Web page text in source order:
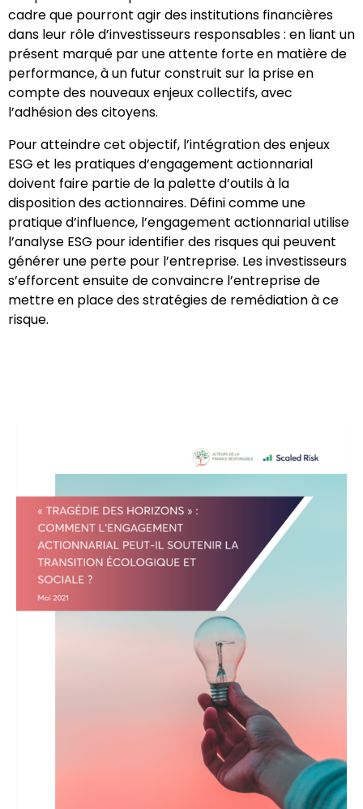
cadre que pourront agir des institutions financières
dans leur rôle d’investisseurs responsables : en liant un
présent marqué par une attente forte en matière de
performance, à un futur construit sur la prise en
compte des nouveaux enjeux collectifs, avec
l’adhésion des citoyens.
Pour atteindre cet objectif, l’intégration des enjeux
ESG et les pratiques d’engagement actionnarial
doivent faire partie de la palette d’outils à la
disposition des actionnaires. Défini comme une
pratique d’influence, l’engagement actionnarial utilise
l’analyse ESG pour identifier des risques qui peuvent
générer une perte pour l’entreprise. Les investisseurs
s’efforcent ensuite de convaincre l’entreprise de
mettre en place des stratégies de remédiation à ce
risque.